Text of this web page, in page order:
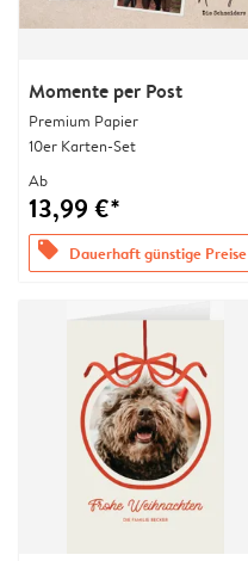
Momente per Post
Premium Papier
10er Karten-Set
Ab
13,99 €*
offers Dauerhaft günstige Preise